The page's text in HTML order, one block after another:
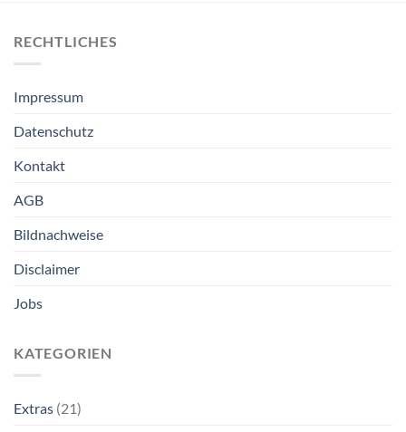
RECHTLICHES
Impressum
Datenschutz
Kontakt
AGB
Bildnachweise
Disclaimer
Jobs
KATEGORIEN
Extras (21)